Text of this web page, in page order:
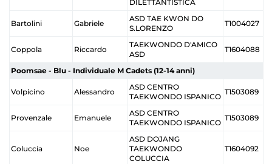
DILETTANTISTICA
Bartolini Gabriele
ASD TAE KWON DO
S.LORENZO
T1004027
Coppola Riccardo
TAEKWONDO D'AMICO
ASD
T1604088
Poomsae - Blu - Individuale M Cadets (12-14 anni)
Volpicino Alessandro
ASD CENTRO
TAEKWONDO ISPANICO
T1503089
Provenzale Emanuele
ASD CENTRO
TAEKWONDO ISPANICO
T1503089
Coluccia Noe
ASD DOJANG
TAEKWONDO
COLUCCIA
T1604092